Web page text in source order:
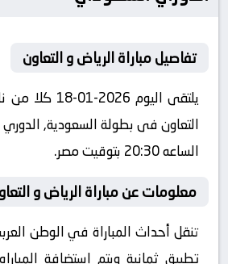
تفاصيل مباراة الرياض و التعاون
يلتقى اليوم
التعاون فى بطولة السعودية,
الساعه 20:30 بتوقيت مصر.
معلومات عن مباراة الرياض و التعاون 2026-
تنقل أحداث المباراة في الوطن
تطبيق ثمانية ويتم إستضافة